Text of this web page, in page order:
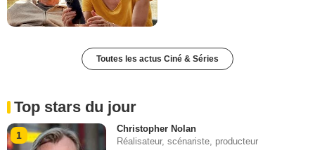
Toutes les actus Ciné & Séries
Top stars du jour
1
Christopher Nolan
Réalisateur, scénariste, producteur